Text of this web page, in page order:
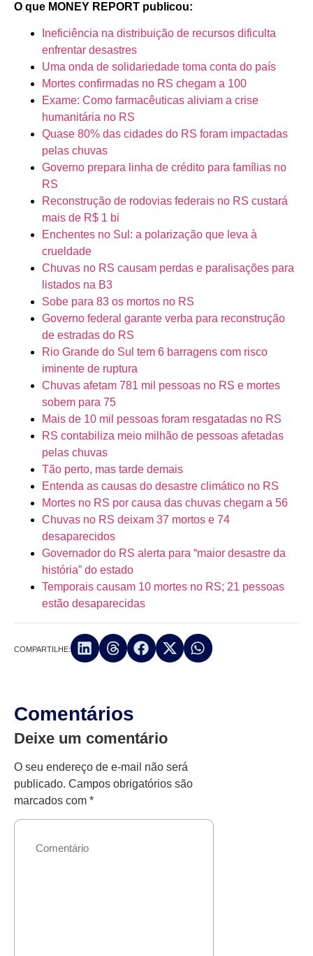
O que MONEY REPORT publicou:
Ineficiência na distribuição de recursos dificulta
enfrentar desastres
Uma onda de solidariedade toma conta do país
Mortes confirmadas no RS chegam a 100
Exame: Como farmacêuticas aliviam a crise
humanitária no RS
Quase 80% das cidades do RS foram impactadas
pelas chuvas
Governo prepara linha de crédito para famílias no
RS
Reconstrução de rodovias federais no RS custará
mais de R$ 1 bi
Enchentes no Sul: a polarização que leva à
crueldade
Chuvas no RS causam perdas e paralisações para
listados na B3
Sobe para 83 os mortos no RS
Governo federal garante verba para reconstrução
de estradas do RS
Rio Grande do Sul tem 6 barragens com risco
iminente de ruptura
Chuvas afetam 781 mil pessoas no RS e mortes
sobem para 75
Mais de 10 mil pessoas foram resgatadas no RS
RS contabiliza meio milhão de pessoas afetadas
pelas chuvas
Tão perto, mas tarde demais
Entenda as causas do desastre climático no RS
Mortes no RS por causa das chuvas chegam a 56
Chuvas no RS deixam 37 mortos e 74
desaparecidos
Governador do RS alerta para “maior desastre da
história” do estado
Temporais causam 10 mortes no RS; 21 pessoas
estão desaparecidas
COMPARTILHE:
Comentários
Deixe um comentário
O seu endereço de e-mail não será
publicado. Campos obrigatórios são
marcados com *